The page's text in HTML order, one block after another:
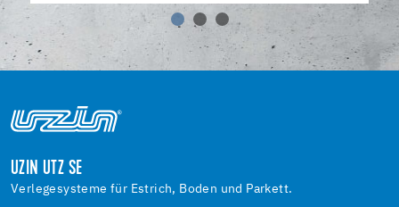
UZIN UTZ SE
Verlegesysteme für Estrich, Boden und Parkett.